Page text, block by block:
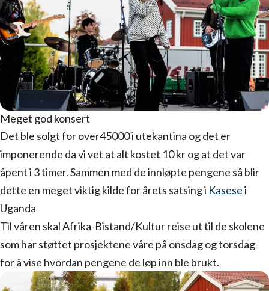
Meget god konsert
Det ble solgt for over45000 i utekantina og det er
imponerende da vi vet at alt kostet 10 kr og at det var
åpent i 3 timer. Sammen med de innløpte pengene så blir
dette en meget viktig kilde for årets satsing i Kasesei
Uganda
Til våren skal Afrika-Bistand/Kultur reise ut til de skolene
som har støttet prosjektene våre på onsdag og torsdag-
for å vise hvordan pengene de løp inn ble brukt.